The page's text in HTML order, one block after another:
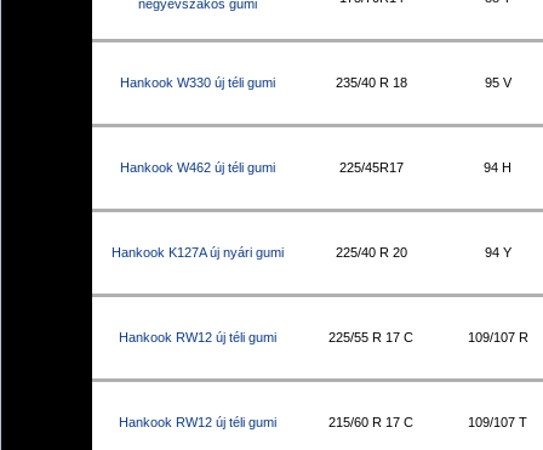
négyévszakos gumi
Hankook W330 új téli gumi 235/40 R 18 95 V
Hankook W462 új téli gumi 225/45R17 94 H
Hankook K127A új nyári gumi 225/40 R 20 94 Y
Hankook RW12 új téli gumi 225/55 R 17 C 109/107 R
Hankook RW12 új téli gumi 215/60 R 17 C 109/107 T